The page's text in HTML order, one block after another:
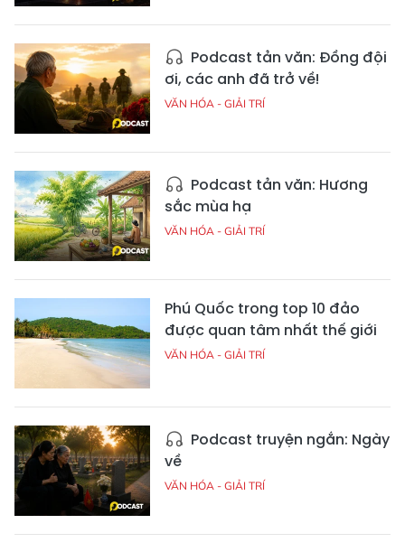
Podcast tản văn: Đồng đội
ơi, các anh đã trở về!
VĂN HÓA - GIẢI TRÍ
Podcast tản văn: Hương
sắc mùa hạ
VĂN HÓA - GIẢI TRÍ
Phú Quốc trong top 10 đảo
được quan tâm nhất thế giới
VĂN HÓA - GIẢI TRÍ
Podcast truyện ngắn: Ngày
về
VĂN HÓA - GIẢI TRÍ